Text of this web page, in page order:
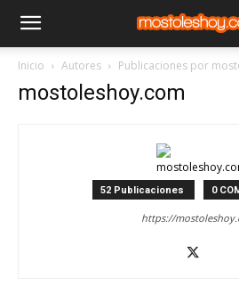
Inicio Autores Publicaciones por
mostoleshoy.com
52 Publicaciones 0
https://